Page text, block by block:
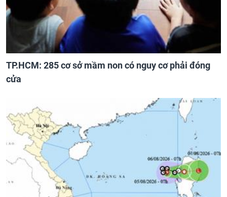
TP.HCM: 285 cơ sở mầm non có nguy cơ phải đóng
cửa